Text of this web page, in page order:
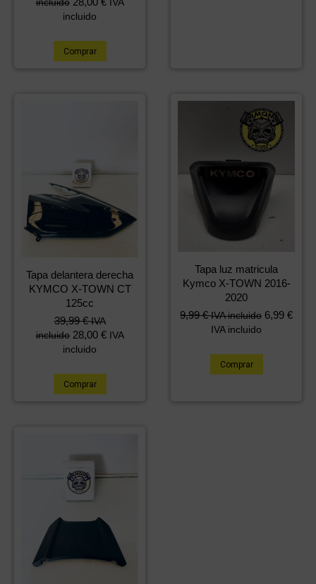
incluido
IVA
incluido
Comprar
Tapa delantera derecha
KYMCO X-TOWN CT
125cc
39,99€ IVA
incluido 28,00 € IVA
incluido
Comprar
Tapa luz matricula
Kymco X-TOWN 2016-
2020
9,99€ IVA incluido 6,99 €
IVA incluido
Comprar